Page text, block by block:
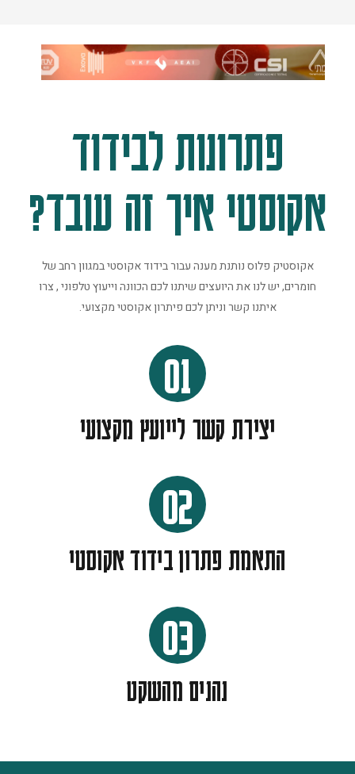
פתרונות לבידוד
אקוסטי איך זה עובד?
אקוסטיק פלוס נותנת מענה עבור בידוד אקוסטי במגוון רחב של
חומרים, יש לנו את היועצים שיתנו לכם הכוונה וייעוץ טלפוני , צרו
איתנו קשר וניתן לכם פיתרון אקוסטי מקצועי.
01
יצירת קשר לייועץ מקצועי
02
התאמת פתרון בידוד אקוסטי
03
נהנים מהשקט